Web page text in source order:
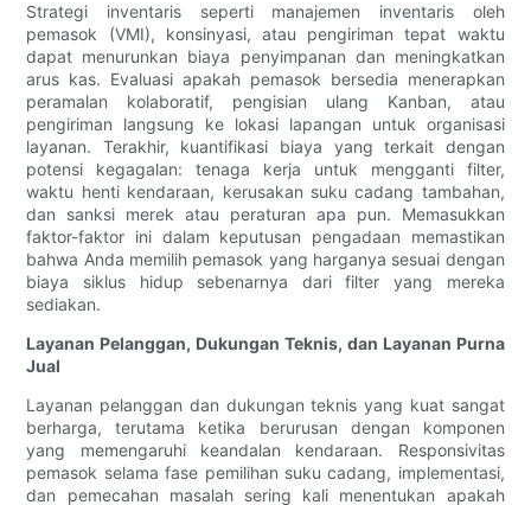
Strategi inventaris seperti manajemen inventaris oleh
pemasok (VMI), konsinyasi, atau pengiriman tepat waktu
dapat menurunkan biaya penyimpanan dan meningkatkan
arus kas. Evaluasi apakah pemasok bersedia menerapkan
peramalan kolaboratif, pengisian ulang Kanban, atau
pengiriman langsung ke lokasi lapangan untuk organisasi
layanan. Terakhir, kuantifikasi biaya yang terkait dengan
potensi kegagalan: tenaga kerja untuk mengganti filter,
waktu henti kendaraan, kerusakan suku cadang tambahan,
dan sanksi merek atau peraturan apa pun. Memasukkan
faktor-faktor ini dalam keputusan pengadaan memastikan
bahwa Anda memilih pemasok yang harganya sesuai dengan
biaya siklus hidup sebenarnya dari filter yang mereka
sediakan.
Layanan Pelanggan, Dukungan Teknis, dan Layanan Purna
Jual
Layanan pelanggan dan dukungan teknis yang kuat sangat
berharga, terutama ketika berurusan dengan komponen
yang memengaruhi keandalan kendaraan. Responsivitas
pemasok selama fase pemilihan suku cadang, implementasi,
dan pemecahan masalah sering kali menentukan apakah